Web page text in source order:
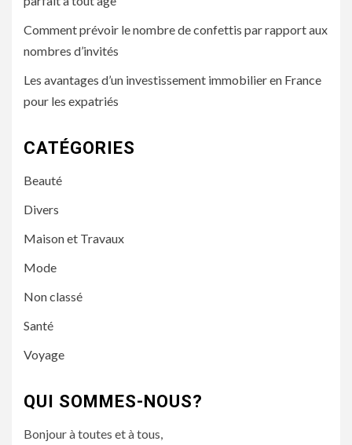
Comment prévoir le nombre de confettis par rapport aux
nombres d’invités
Les avantages d’un investissement immobilier en France
pour les expatriés
CATÉGORIES
Beauté
Divers
Maison et Travaux
Mode
Non classé
Santé
Voyage
QUI SOMMES-NOUS?
Bonjour à toutes et à tous,